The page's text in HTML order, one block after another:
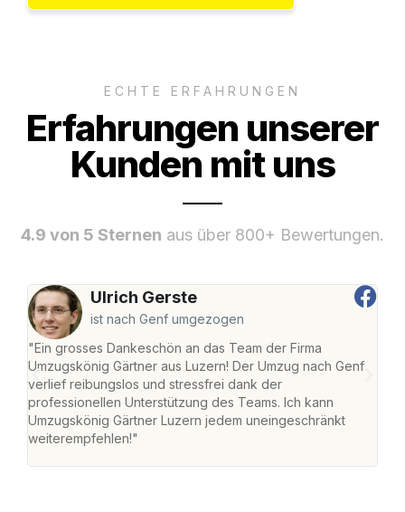
ECHTE ERFAHRUNGEN
Erfahrungen unserer
Kunden mit uns
4.9 von 5 Sternen aus über 800+ Bewertungen.
Ulrich Gerste
ist nach Genf umgezogen
"Ein grosses Dankeschön an das Team der Firma
Umzugskönig Gärtner aus Luzern! Der Umzug nach Genf
verlief reibungslos und stressfrei dank der
professionellen Unterstützung des Teams. Ich kann
Umzugskönig Gärtner Luzern jedem uneingeschränkt
weiterempfehlen!"